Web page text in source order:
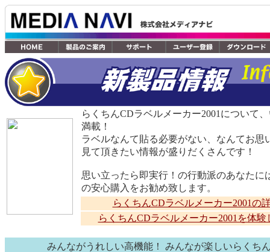
らくちんCDラベルメーカー2001について
満載！
ラベルなんて貼る必要がない、なんてお思
見て頂きたい情報が盛りだくさんです！
思い立ったら即実行！の行動派のあなたに
の安心購入をお勧め致します。
らくちんCDラベルメーカー2001の
らくちんCDラベルメーカー2001を体験
みんながうれしい高機能！ みんなが楽しいらくち